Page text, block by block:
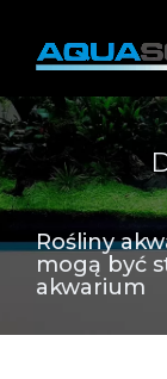
Rośliny
mogą być
akwarium